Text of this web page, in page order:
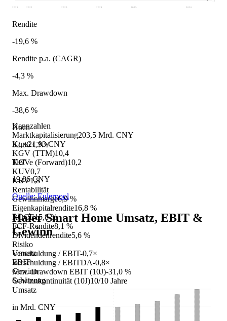
Kennzahlen
Marktkapitalisierung203,5 Mrd. CNY
Kurs21,93 CNY
KGV (TTM)10,4
KGVe (Forward)10,2
KUV0,7
KBV1,8
Rentabilität
Gewinnmarge6,9 %
Eigenkapitalrendite16,8 %
ROCE15,8 %
FCF-Rendite8,1 %
Dividendenrendite5,6 %
Risiko
Verschuldung / EBIT-0,7×
Verschuldung / EBITDA-0,8×
Max. Drawdown EBIT (10J)-31,0 %
Gewinnkontinuität (10J)10/10 Jahre
Umsatz
in Mrd. CNY
2021 2022 2023 2024 2025 2026
Rendite
-19,6 %
Rendite p.a. (CAGR)
-4,3 %
Max. Drawdown
-38,6 %
Hoch
32,36 CNY
Tief
19,86 CNY
Quelle: Eulerpool
Haier Smart Home Umsatz, EBIT &
Gewinn
Umsatz
EBIT
Gewinn
Schätzung